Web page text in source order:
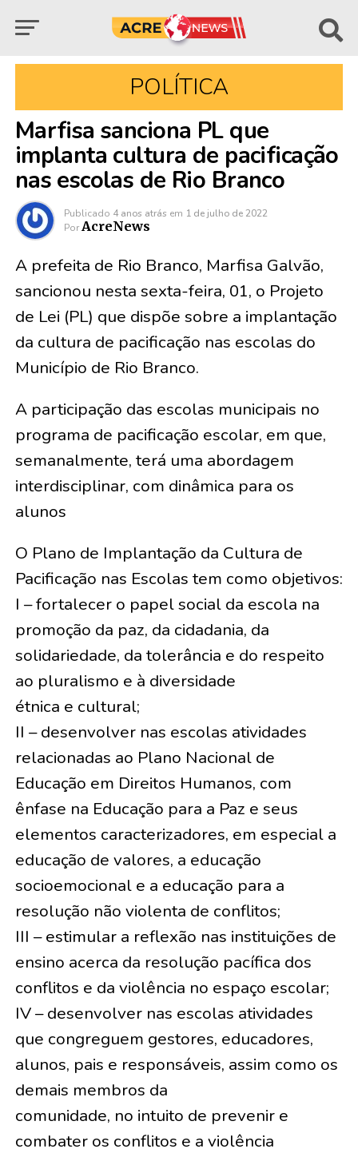
POLÍTICA
Marfisa sanciona PL que
implanta cultura de pacificação
nas escolas de Rio Branco
Publicado 4 anos atrás em 1 de julho de 2022
Por AcreNews
A prefeita de Rio Branco, Marfisa Galvão,
sancionou nesta sexta-feira, 01, o Projeto
de Lei (PL) que dispõe sobre a implantação
da cultura de pacificação nas escolas do
Município de Rio Branco.
A participação das escolas municipais no
programa de pacificação escolar, em que,
semanalmente, terá uma abordagem
interdisciplinar, com dinâmica para os
alunos
O Plano de Implantação da Cultura de
Pacificação nas Escolas tem como objetivos:
I – fortalecer o papel social da escola na
promoção da paz, da cidadania, da
solidariedade, da tolerância e do respeito
ao pluralismo e à diversidade
étnica e cultural;
II – desenvolver nas escolas atividades
relacionadas ao Plano Nacional de
Educação em Direitos Humanos, com
ênfase na Educação para a Paz e seus
elementos caracterizadores, em especial a
educação de valores, a educação
socioemocional e a educação para a
resolução não violenta de conflitos;
III – estimular a reflexão nas instituições de
ensino acerca da resolução pacífica dos
conflitos e da violência no espaço escolar;
IV – desenvolver nas escolas atividades
que congreguem gestores, educadores,
alunos, pais e responsáveis, assim como os
demais membros da
comunidade, no intuito de prevenir e
combater os conflitos e a violência